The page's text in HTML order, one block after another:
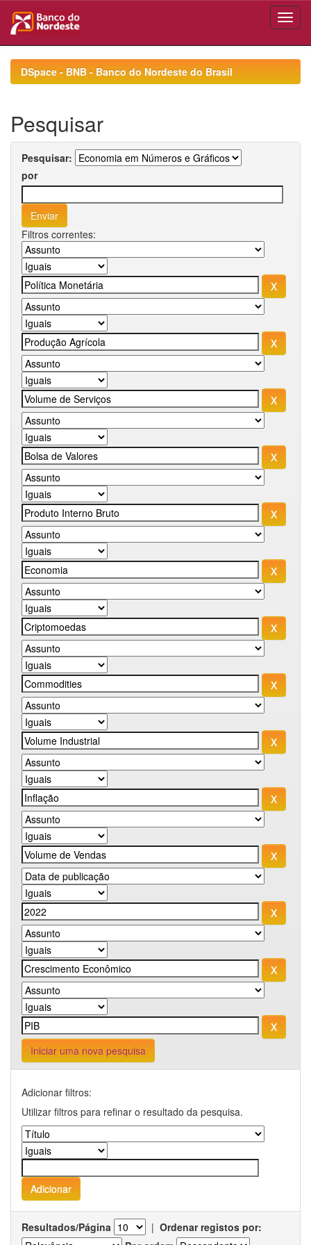
navigationDSpace - BNB - Banco do Nordeste do Brasil
Pesquisar
Pesquisar:
por
Filtros correntes:
Iniciar uma nova pesquisa
Adicionar filtros:
Utilizar filtros para refinar o resultado da pesquisa.
Resultados/Página | Ordenar registos por: